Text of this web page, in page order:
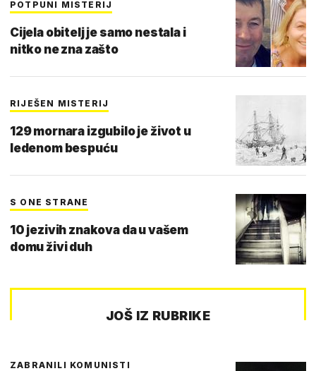
POTPUNI MISTERIJ
Cijela obitelj je samo nestala i
nitko ne zna zašto
RIJEŠEN MISTERIJ
129 mornara izgubilo je život u
ledenom bespuću
S ONE STRANE
10 jezivih znakova da u vašem
domu živi duh
JOŠ IZ RUBRIKE
ZABRANILI KOMUNISTI